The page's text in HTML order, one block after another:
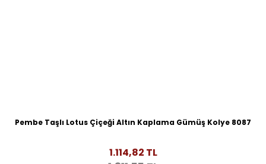
Pembe Taşlı Lotus Çiçeği Altın Kaplama Gümüş Kolye 8087
1.114,82 TL